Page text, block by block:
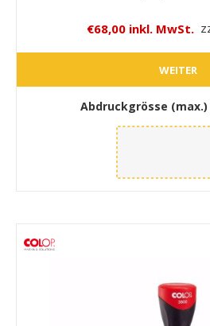
€68,00 inkl. MwSt.
WEITER
Abdruckgrösse (max.)